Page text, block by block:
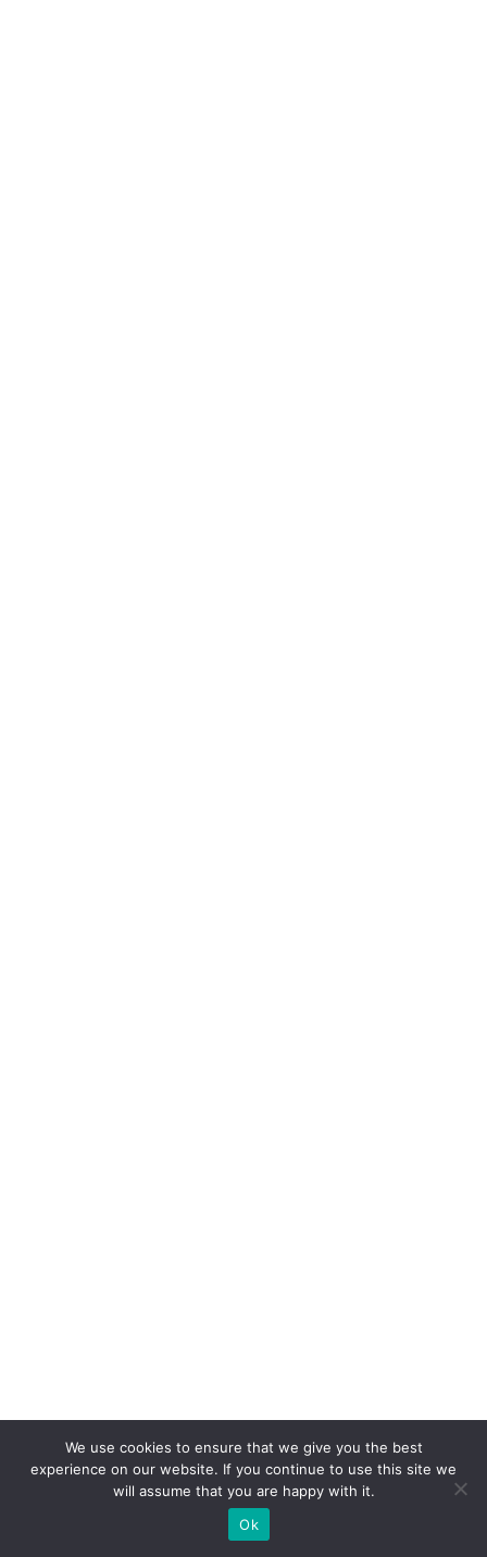
We use cookies to ensure that we give you the best
experience on our website. If you continue to use this site we
will assume that you are happy with it.
Ok